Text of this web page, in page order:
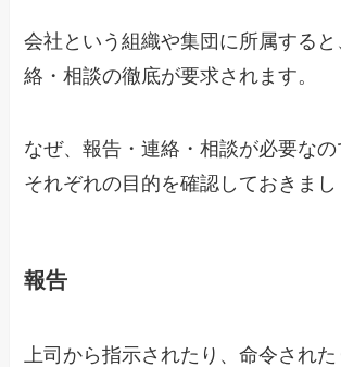
会社という組織や集団に所属する
絡・相談の徹底が要求されます。
なぜ、報告・連絡・相談が必要なの
それぞれの目的を確認しておきまし
報告
上司から指示されたり、命令され